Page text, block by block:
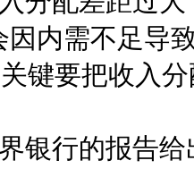
因内需不足导
关键要把收入
行的报告给